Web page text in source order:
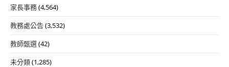
家長事務(4,564)
教務處公告(3,532)
教師甄選(42)
未分類(1,285)